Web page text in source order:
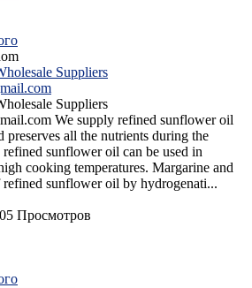
Suppliers
Suppliers
We supply refined sunflower oil
preserves all the nutrients during the
sunflower oil can be used in
cooking temperatures. Margarine and
refined sunflower oil by hydrogenati...
Просмотров